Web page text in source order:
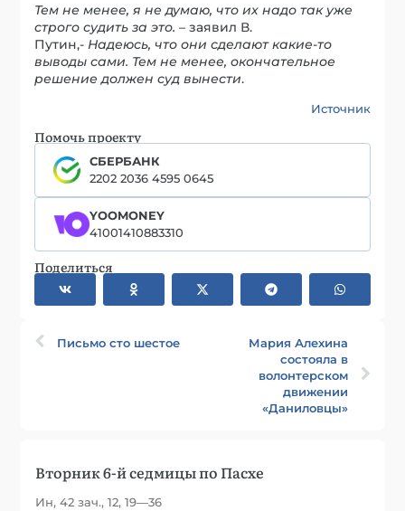
Тем не менее, я не думаю, что их надо так уже
строго судить за это. – заявил В.
Путин,- Надеюсь, что они сделают какие-то
выводы сами. Тем не менее, окончательное
решение должен суд вынести.
Источник
Помочь проекту
СБЕРБАНК
2202 2036 4595 0645
YOOMONEY
41001410883310
Поделиться
Письмо сто шестое
Мария Алехина
состояла в
волонтерском
движении
«Даниловцы»
Вторник 6-й седмицы по Пасхе
Ин, 42 зач., 12, 19—36